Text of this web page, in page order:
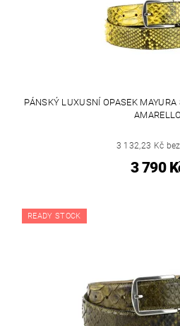
PÁNSKÝ LUXUSNÍ OPASEK
AMARELLO
3 132,23 Kč
3 790
READY STOCK